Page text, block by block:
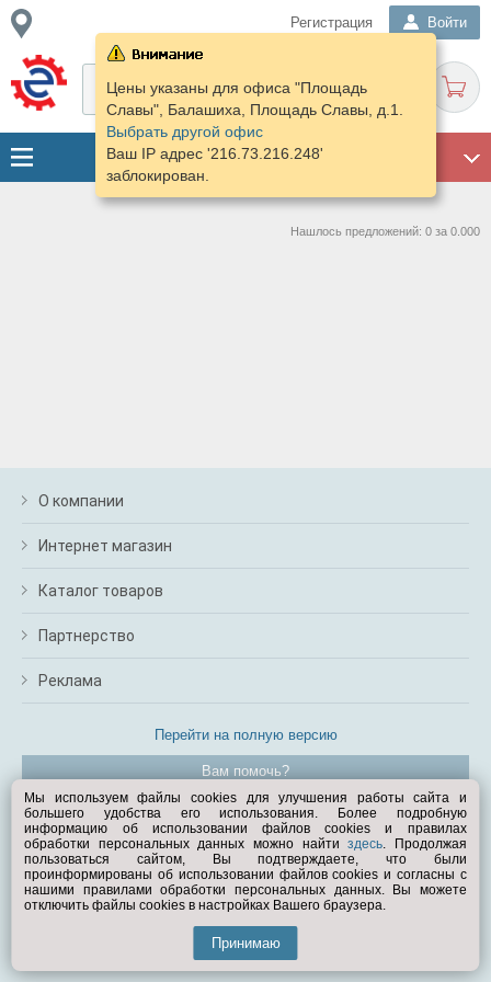
Регистрация Войти
Цены указаны для офиса "Площадь
Славы", Балашиха, Площадь Славы, д.1.
Выбрать другой офис
Ваш IP адрес '216.73.216.248'
заблокирован.
Нашлось предложений: 0 за 0.000
О компании
Интернет магазин
Каталог товаров
Партнерство
Реклама
Перейти на полную версию
Вам помочь?
© Exist.ru 1998—2026
Мы используем файлы cookies для улучшения работы сайта и
большего удобства его использования. Более подробную
информацию об использовании файлов cookies и правилах
обработки персональных данных можно найтиздесь. Продолжая
пользоваться сайтом, Вы подтверждаете, что были
проинформированы об использовании файлов cookies и согласны с
нашими правилами обработки персональных данных. Вы можете
отключить файлы cookies в настройках Вашего браузера.
Принимаю